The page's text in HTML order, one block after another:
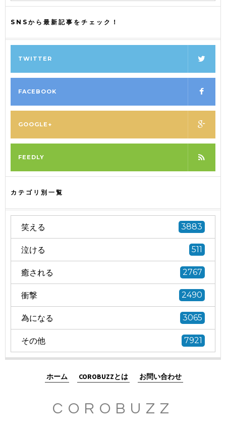
SNSから最新記事をチェック！
TWITTER
FACEBOOK
GOOGLE+
FEEDLY
カテゴリ別一覧
笑える 3883
泣ける 511
癒される 2767
衝撃 2490
為になる 3065
その他 7921
ホーム COROBUZZとは お問い合わせ
COROBUZZ